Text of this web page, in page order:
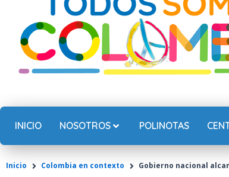
INICIO NOSOTROS POLINOTAS
Inicio Colombia en contexto Gobierno nacional